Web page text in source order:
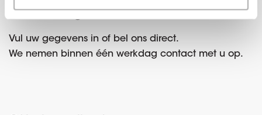
Interesse gewekt?
Vul uw gegevens in of bel ons direct.
We nemen binnen één werkdag contact met u op.